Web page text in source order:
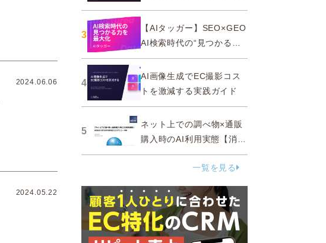
2024.06.06
2024.05.22
ズを生む法則
3
【AIタッガー】SEO×GEO
AI検索時代の“見つかる
力”を最大化
4
AI画像生成でEC撮影コス
トを激減する実践ガイド
5
ネット上での調べ物×通販
購入時のAI利用実態【消費
者調査 2025】
一覧を見る